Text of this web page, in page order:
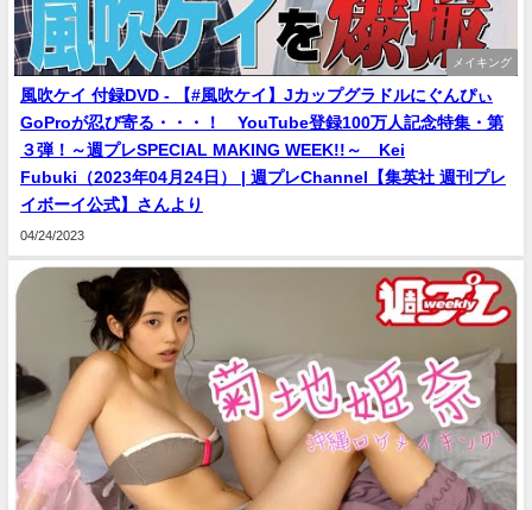
メイキング
風吹ケイ 付録DVD - 【#風吹ケイ】Jカップグラドルにぐんぴぃ
GoProが忍び寄る・・・！ YouTube登録100万人記念特集・第
３弾！～週プレSPECIAL MAKING WEEK!!～ Kei
Fubuki（2023年04月24日） | 週プレChannel【集英社 週刊プレ
イボーイ公式】さんより
04/24/2023